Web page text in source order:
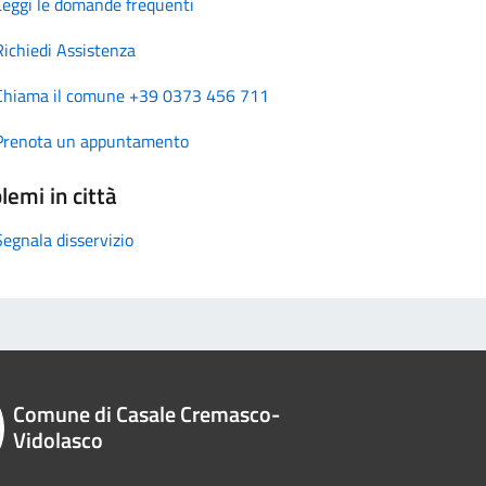
Assistenza
il comune +39 0373 456 711
un appuntamento
in città
disservizio
Comune di Casale Cremasco-
Vidolasco